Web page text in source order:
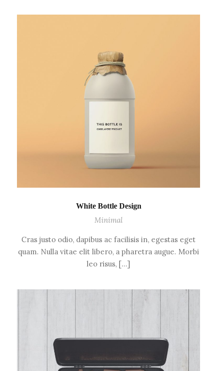
White Bottle Design
Minimal
Cras justo odio, dapibus ac facilisis in, egestas eget
quam. Nulla vitae elit libero, a pharetra augue. Morbi
leo risus, […]